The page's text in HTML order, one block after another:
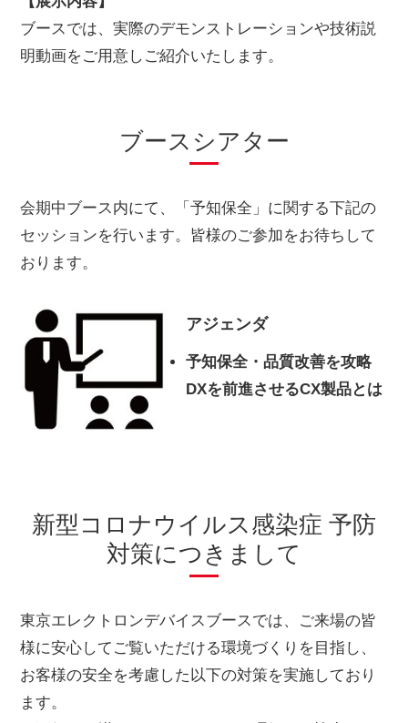
ブースでは、実際のデモンストレーションや技術説
明動画をご用意しご紹介いたします。
ブースシアター
会期中ブース内にて、「予知保全」に関する下記の
セッションを行います。皆様のご参加をお待ちして
おります。
アジェンダ
予知保全・品質改善を攻略
DXを前進させるCX製品とは
新型コロナウイルス感染症 予防
対策につきまして
東京エレクトロンデバイスブースでは、ご来場の皆
様に安心してご覧いただける環境づくりを目指し、
お客様の安全を考慮した以下の対策を実施しており
ます。